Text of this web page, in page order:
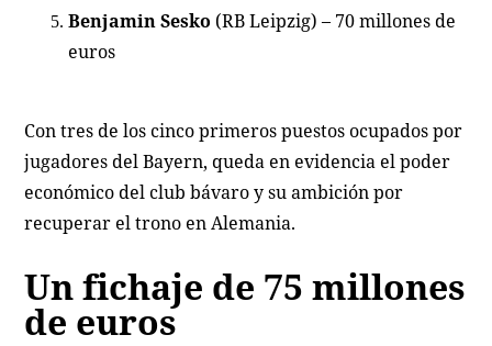
Benjamin Sesko (RB Leipzig) – 70 millones de
euros
Con tres de los cinco primeros puestos ocupados por
jugadores del Bayern, queda en evidencia el poder
económico del club bávaro y su ambición por
recuperar el trono en Alemania.
Un fichaje de 75 millones
de euros